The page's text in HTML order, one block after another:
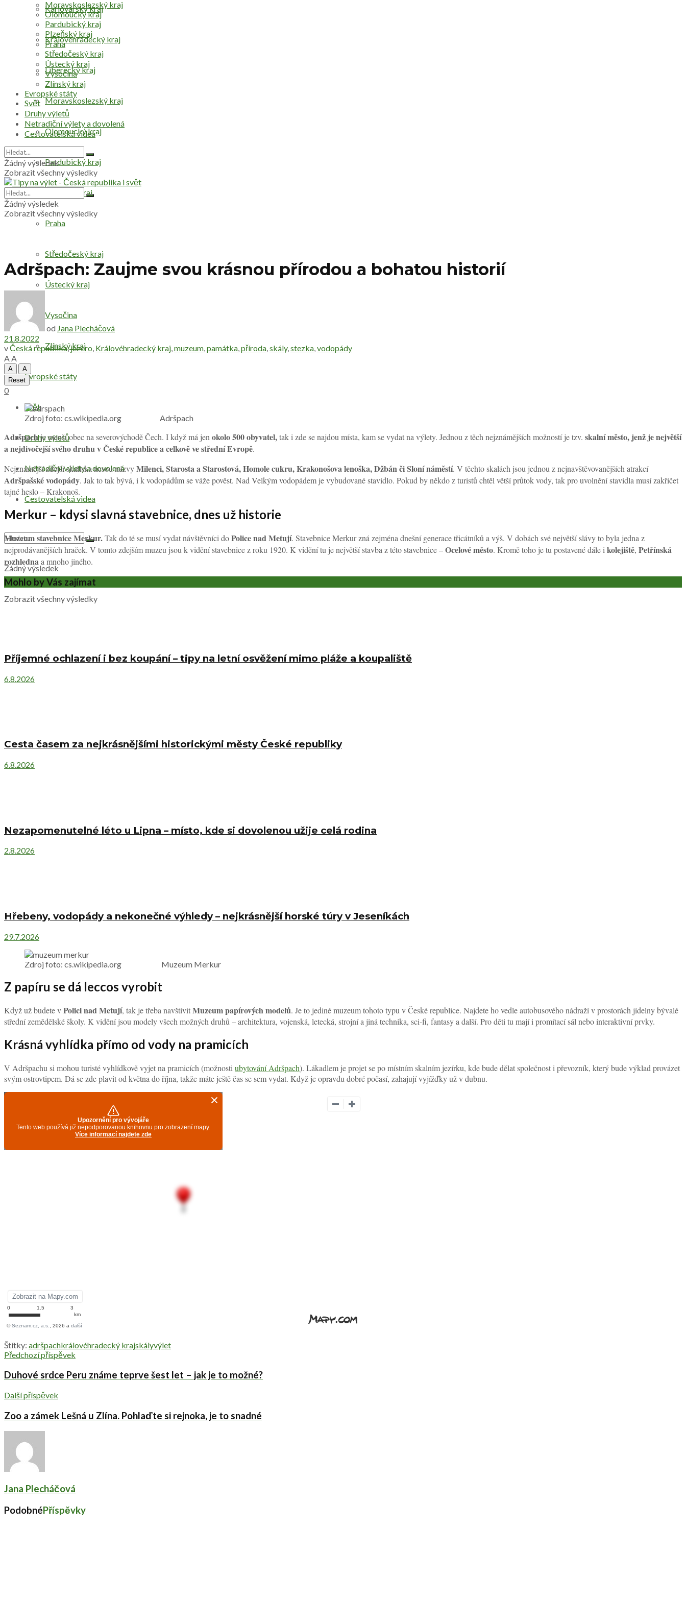
Karlovarský kraj
Královéhradecký kraj
Liberecký kraj
Moravskoslezský kraj
Olomoucký kraj
Pardubický kraj
Plzeňský kraj
Praha
Středočeský kraj
Ústecký kraj
Vysočina
Zlínský kraj
Evropské státy
Svět
Druhy výletů
Netradiční výlety a dovolená
Cestovatelská videa
Žádný výsledek
Zobrazit všechny výsledky
Moravskoslezský kraj
Olomoucký kraj
Pardubický kraj
Plzeňský kraj
Praha
Středočeský kraj
Ústecký kraj
Vysočina
Zlínský kraj
Evropské státy
Svět
Druhy výletů
Netradiční výlety a dovolená
Cestovatelská videa
Žádný výsledek
Zobrazit všechny výsledky
Žádný výsledek
Zobrazit všechny výsledky
Adršpach: Zaujme svou krásnou přírodou a bohatou historií
od Jana Plecháčová
21.8.2022
vČeská republika,jezero, Královéhradecký kraj,muzeum,památka,příroda,skály,stezka,vodopády
AA
A
A
Reset
0
Zdroj foto: cs.wikipedia.org Adršpach
Adršpachje menší obec na severovýchodě Čech. I když má jen okolo 500 obyvatel,tak i zde se najdou místa, kam se vydat na výlety. Jednou z těch nejznámějších možností je tzv. skalní město, jenž je největší
a nejdivočejší svého druhu v České republice a celkově ve střední Evropě.
Nejznámější zdejší skaliska nesou názvyMilenci, Starosta a Starostová, Homole cukru, Krakonošova lenoška, Džbán či Sloní náměstí. V těchto skalách jsou jednou z nejnavštěvovanějších atrakcí
Adršpašské vodopády. Jak to tak bývá, i k vodopádům se váže pověst. Nad Velkým vodopádem je vybudované stavidlo. Pokud by někdo z turistů chtěl větší průtok vody, tak pro uvolnění stavidla musí zakřičet
tajné heslo – Krakonoš.
Merkur – kdysi slavná stavebnice, dnes už historie
Muzeum stavebnice Merkur.Tak do té se musí vydat návštěvníci doPolice nad Metují. Stavebnice Merkur zná zejména dnešní generace třicátníků a výš. V dobách své největší slávy to byla jedna z
nejprodávanějších hraček. V tomto zdejším muzeu jsou k vidění stavebnice z roku 1920. K vidění tu je největší stavba z této stavebnice –Ocelové město. Kromě toho je tu postavené dále i kolejiště, Petřínská
rozhlednaa mnoho jiného.
Mohlo by Vás zajímat
Příjemné ochlazení i bez koupání – tipy na letní osvěžení mimo pláže a koupaliště
6.8.2026
Cesta časem za nejkrásnějšími historickými městy České republiky
6.8.2026
Nezapomenutelné léto u Lipna – místo, kde si dovolenou užije celá rodina
2.8.2026
Hřebeny, vodopády a nekonečné výhledy – nejkrásnější horské túry v Jeseníkách
29.7.2026
Zdroj foto: cs.wikipedia.org Muzeum Merkur
Z papíru se dá leccos vyrobit
Když už budete vPolici nad Metují, tak je třeba navštívitMuzeum papírových modelů. Je to jediné muzeum tohoto typu v České republice. Najdete ho vedle autobusového nádraží v prostorách jídelny bývalé
střední zemědělské školy. K vidění jsou modely všech možných druhů – architektura, vojenská, letecká, strojní a jiná technika, sci-fi, fantasy a další. Pro děti tu mají i promítací sál nebo interaktivní prvky.
Krásná vyhlídka přímo od vody na pramicích
V Adršpachu si mohou turisté vyhlídkově vyjet na pramicích (možnosti ubytování Adršpach). Lákadlem je projet se po místním skalním jezírku, kde bude dělat společnost i převozník, který bude výklad provázet
svým ostrovtipem. Dá se zde plavit od května do října, takže máte ještě čas se sem vydat. Když je opravdu dobré počasí, zahajují vyjížďky už v dubnu.
Štítky: adršpachkrálovéhradecký krajskályvýlet
Předchozí příspěvek
Duhové srdce Peru známe teprve šest let – jak je to možné?
Další příspěvek
Zoo a zámek Lešná u Zlína. Pohlaďte si rejnoka, je to snadné
Jana Plecháčová
PodobnéPříspěvky